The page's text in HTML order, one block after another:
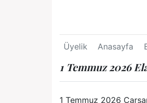
Üyelik Anasayfa
1 Temmuz 2026
1 Temmuz 2026